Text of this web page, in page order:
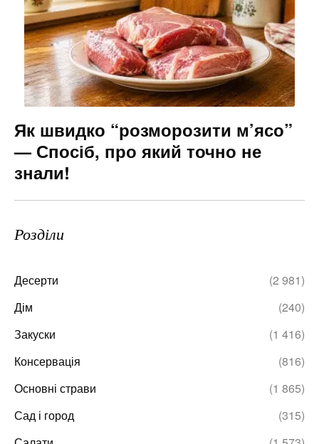
Як швидко “розморозити м’ясо”
— Спосіб, про який точно не
знали!
Розділи
Десерти
(2 981)
Дім
(240)
Закуски
(1 416)
Консервація
(816)
Основні страви
(1 865)
Сад і город
(315)